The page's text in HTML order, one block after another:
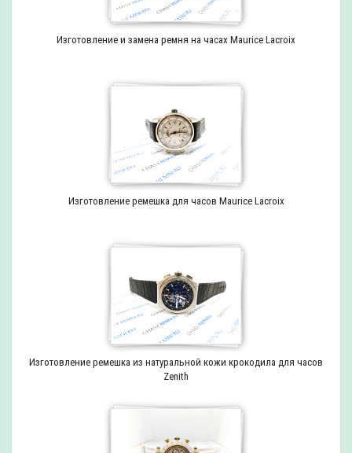
Изготовление и замена ремня на часах Maurice Lacroix
Изготовление ремешка для часов Maurice Lacroix
Изготовление ремешка из натуральной кожи крокодила для часов
Zenith